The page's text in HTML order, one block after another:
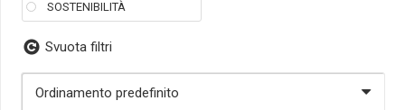
SOSTENIBILITÀ
Svuota filtri